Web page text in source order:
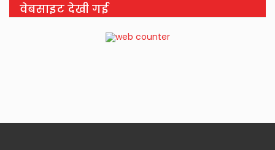
वेबसाइट देखी गई